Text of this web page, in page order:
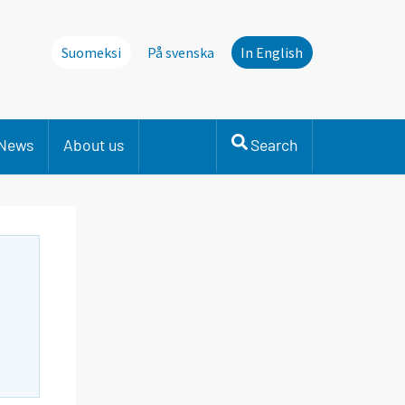
Suomeksi På svenska In English
About us Search